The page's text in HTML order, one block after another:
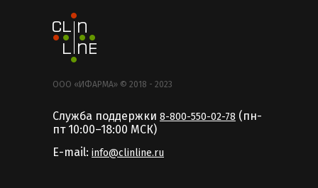
ООО «ИФАРМА» © 2018 - 2023
Служба поддержки 8-800-550-02-78 (пн-
пт 10:00–18:00 MCК)
E-mail: info@clinline.ru